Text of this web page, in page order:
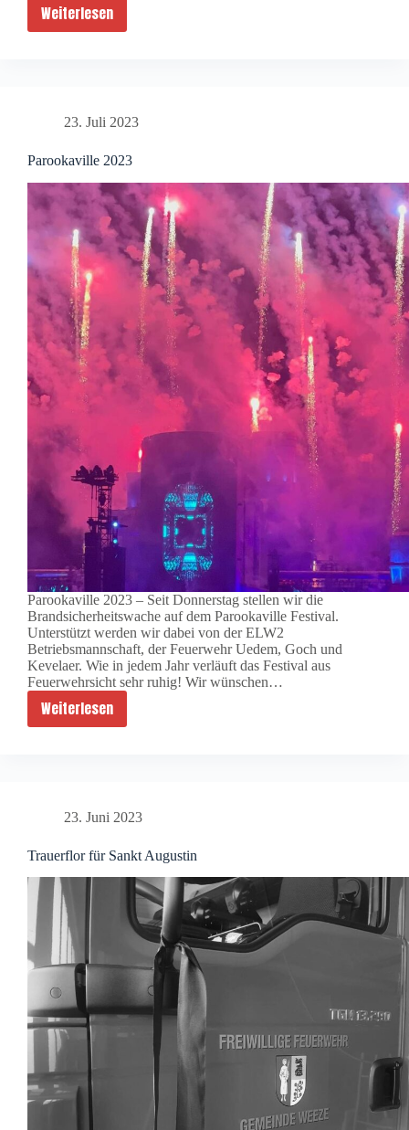
Weiterlesen
E-
23. Juli 2023
Parookaville 2023
Parookaville 2023 – Seit Donnerstag stellen wir die
Brandsicherheitswache auf dem Parookaville Festival.
Unterstützt werden wir dabei von der ELW2
Betriebsmannschaft, der Feuerwehr Uedem, Goch und
Kevelaer. Wie in jedem Jahr verläuft das Festival aus
Feuerwehrsicht sehr ruhig! Wir wünschen…
Weiterlesen
Parookaville
23. Juni 2023
Trauerflor für Sankt Augustin